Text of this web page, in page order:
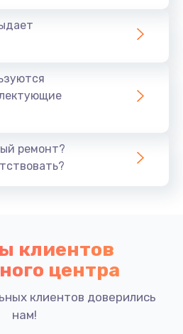
ремонт?
клиентов
центра
клиентов доверились
нам!